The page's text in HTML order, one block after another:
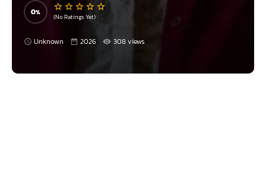
0 (No Ratings Yet)
Unknown 2026 308 views